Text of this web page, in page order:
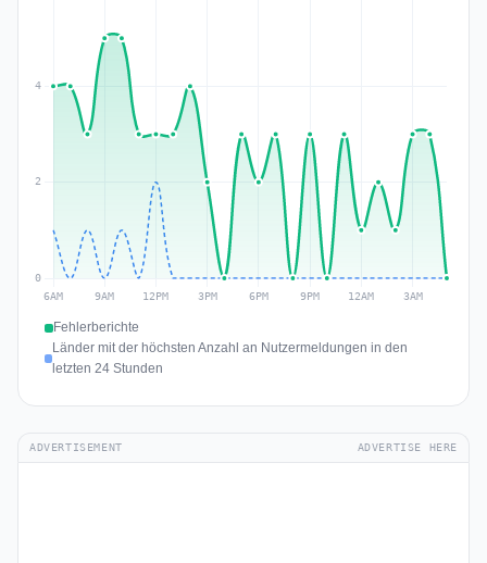
Fehlerberichte
Länder mit der höchsten Anzahl an Nutzermeldungen in den
letzten 24 Stunden
ADVERTISEMENT ADVERTISE HERE